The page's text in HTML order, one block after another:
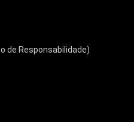
de Responsabilidade)